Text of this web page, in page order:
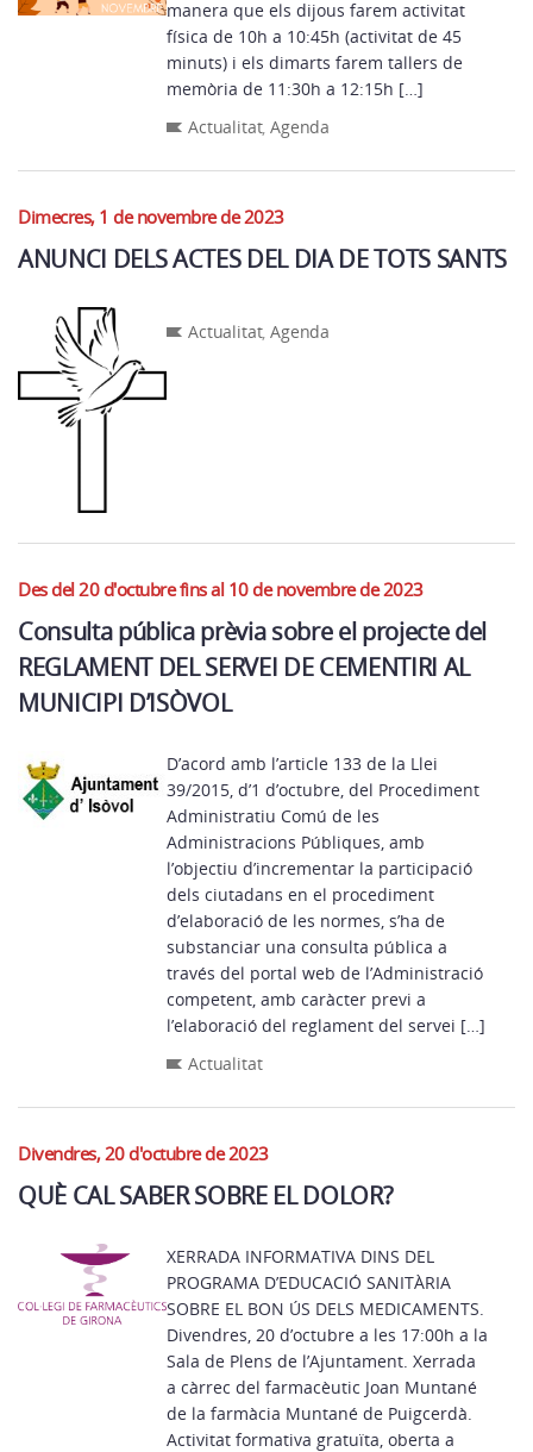
manera que els dijous farem activitat
física de 10h a 10:45h (activitat de 45
minuts) i els dimarts farem tallers de
memòria de 11:30h a 12:15h […]
Actualitat,Agenda
Dimecres, 1 de novembre de 2023
ANUNCI DELS ACTES DEL DIA DE TOTS SANTS
Actualitat,Agenda
Des del 20 d'octubre fins al 10 de novembre de 2023
Consulta pública prèvia sobre el projecte del
REGLAMENT DEL SERVEI DE CEMENTIRI AL
MUNICIPI D’ISÒVOL
D’acord amb l’article 133 de la Llei
39/2015, d’1 d’octubre, del Procediment
Administratiu Comú de les
Administracions Públiques, amb
l’objectiu d’incrementar la participació
dels ciutadans en el procediment
d’elaboració de les normes, s’ha de
substanciar una consulta pública a
través del portal web de l’Administració
competent, amb caràcter previ a
l’elaboració del reglament del servei […]
Actualitat
Divendres, 20 d'octubre de 2023
QUÈ CAL SABER SOBRE EL DOLOR?
XERRADA INFORMATIVA DINS DEL
PROGRAMA D’EDUCACIÓ SANITÀRIA
SOBRE EL BON ÚS DELS MEDICAMENTS.
Divendres, 20 d’octubre a les 17:00h a la
Sala de Plens de l’Ajuntament. Xerrada
a càrrec del farmacèutic Joan Muntané
de la farmàcia Muntané de Puigcerdà.
Activitat formativa gratuïta, oberta a